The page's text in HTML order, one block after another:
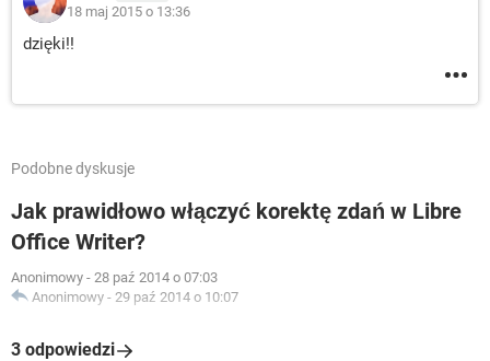
18 maj 2015 o 13:36
dzięki!!
Podobne dyskusje
Jak prawidłowo włączyć korektę zdań w Libre
Office Writer?
Anonimowy - 28 paź 2014 o 07:03
Anonimowy - 29 paź 2014 o 10:07
3 odpowiedzi